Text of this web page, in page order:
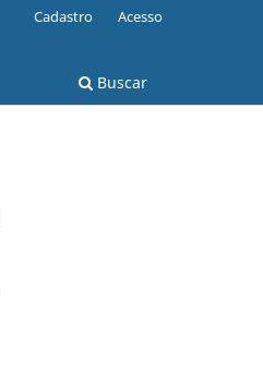
Buscar
Cadastro Acesso